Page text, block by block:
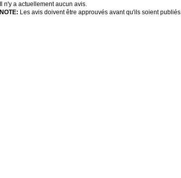
Il n'y a actuellement aucun avis.
NOTE:
Les avis doivent être approuvés avant qu'ils soient publiés.